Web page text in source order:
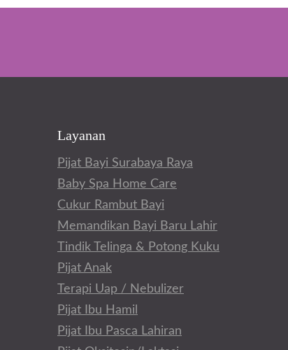
Layanan
Pijat Bayi Surabaya Raya
Baby Spa Home Care
Cukur Rambut Bayi
Memandikan Bayi Baru Lahir
Tindik Telinga & Potong Kuku
Pijat Anak
Terapi Uap / Nebulizer
Pijat Ibu Hamil
Pijat Ibu Pasca Lahiran